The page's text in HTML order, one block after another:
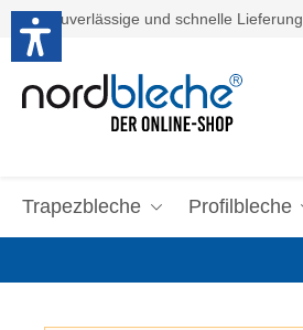
Hauptinhalt springen
Zur Suche springen
Zuverlässige und schnelle Lieferung
Trapezbleche Profilbleche